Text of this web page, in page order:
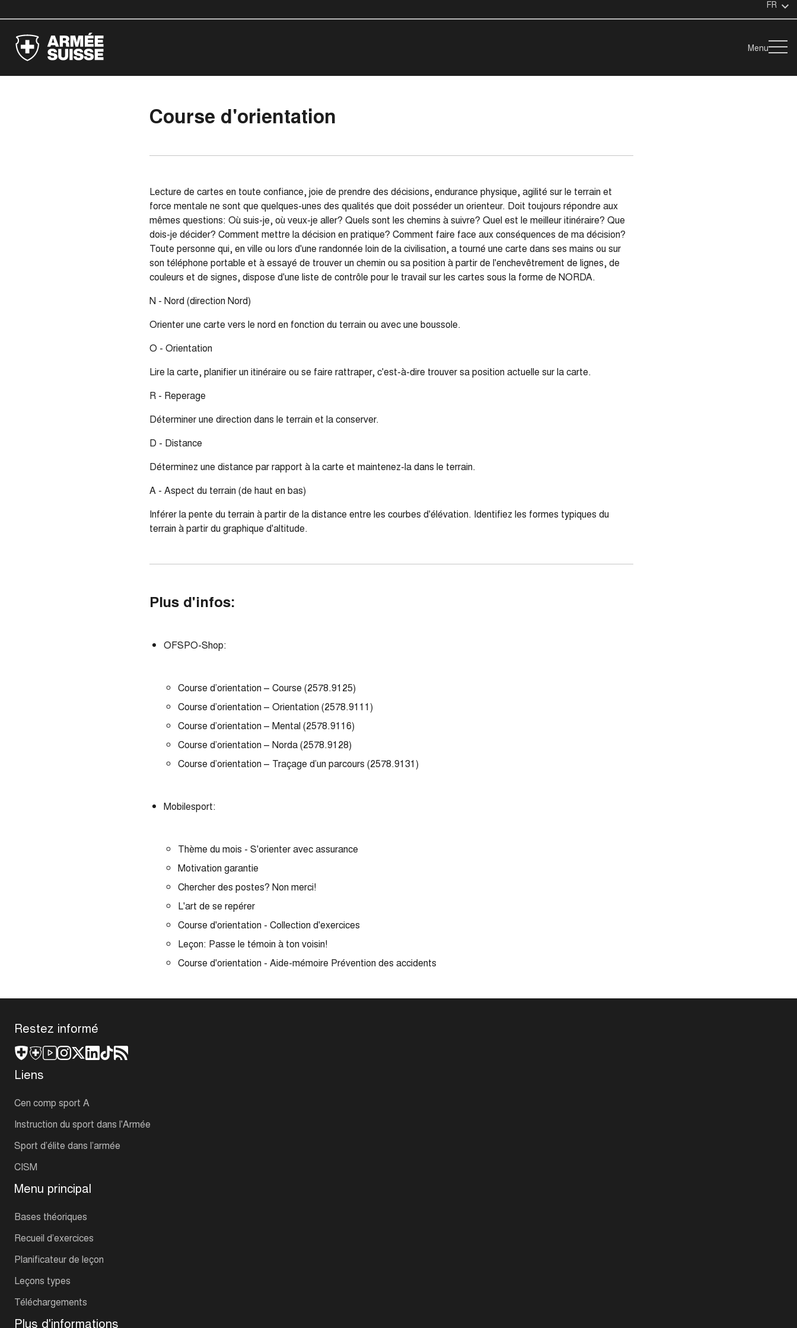
FR
Menu
Course d'orientation
Lecture de cartes en toute confiance, joie de prendre des décisions, endurance physique, agilité sur le terrain et
force mentale ne sont que quelques-unes des qualités que doit posséder un orienteur. Doit toujours répondre aux
mêmes questions: Où suis-je, où veux-je aller? Quels sont les chemins à suivre? Quel est le meilleur itinéraire? Que
dois-je décider? Comment mettre la décision en pratique? Comment faire face aux conséquences de ma décision?
Toute personne qui, en ville ou lors d'une randonnée loin de la civilisation, a tourné une carte dans ses mains ou sur
son téléphone portable et à essayé de trouver un chemin ou sa position à partir de l'enchevêtrement de lignes, de
couleurs et de signes, dispose d'une liste de contrôle pour le travail sur les cartes sous la forme de NORDA.
N - Nord (direction Nord)
Orienter une carte vers le nord en fonction du terrain ou avec une boussole.
O - Orientation
Lire la carte, planifier un itinéraire ou se faire rattraper, c'est-à-dire trouver sa position actuelle sur la carte.
R - Reperage
Déterminer une direction dans le terrain et la conserver.
D - Distance
Déterminez une distance par rapport à la carte et maintenez-la dans le terrain.
A - Aspect du terrain (de haut en bas)
Inférer la pente du terrain à partir de la distance entre les courbes d'élévation. Identifiez les formes typiques du
terrain à partir du graphique d'altitude.
Plus d'infos:
OFSPO-Shop:
Course d’orientation – Course (2578.9125)
Course d’orientation – Orientation (2578.9111)
Course d’orientation – Mental (2578.9116)
Course d’orientation – Norda (2578.9128)
Course d’orientation – Traçage d’un parcours (2578.9131)
Mobilesport:
Thème du mois - S'orienter avec assurance
Motivation garantie
Chercher des postes? Non merci!
L'art de se repérer
Course d'orientation - Collection d'exercices
Leçon: Passe le témoin à ton voisin!
Course d'orientation - Aide-mémoire Prévention des accidents
Restez informé
Liens
Cen comp sport A
Instruction du sport dans l'Armée
Sport d’élite dans l’armée
CISM
Menu principal
Bases théoriques
Recueil d’exercices
Planificateur de leçon
Leçons types
Téléchargements
Plus d'informations